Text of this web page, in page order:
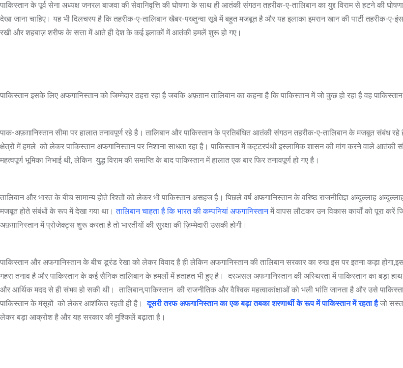
पाकिस्तान के पूर्व सेना अध्यक्ष जनरल बाजवा की सेवानिवृत्ति की घोषणा के साथ ही आतंकी संगठन तहरीक-ए-तालिबान का युद्द विराम से हटने की
देखा जाना चाहिए। यह भी दिलचस्प है कि तहरीक-ए-तालिबान खैबर-पख्तुन्वा सूबे में बहुत मजबूत है और यह इलाका इमरान खान की पार्टी तहरीक-ए-
रखी और शहबाज़ शरीफ के सत्ता में आते ही देश के कई इलाकों में आतंकी हमलें शुरू हो गए।
पाकिस्तान इसके लिए अफगानिस्तान को जिम्मेदार ठहरा रहा है जबकि अफ़ग़ान तालिबान का कहना है कि पाकिस्तान में जो कुछ हो रहा है वह
पाक-अफ़ग़ानिस्तान सीमा पर हालात तनावपूर्ण रहे है। तालिबान और पाकिस्तान के प्रतिबंधित आतंकी संगठन तहरीक-ए-तालिबान के मजबूत संबंध रहे
क्षेत्रों में हमले को लेकर पाकिस्तान अफगानिस्तान पर निशाना साधता रहा है। पाकिस्तान में कट्टरपंथी इस्लामिक शासन की मांग करने वाले
महत्वपूर्ण भूमिका निभाई थी, लेकिन युद्ध विराम की समाप्ति के बाद पाकिस्तान में हालात एक बार फिर तनावपूर्ण हो गए है।
तालिबान और भारत के बीच सामान्य होते रिश्तों को लेकर भी पाकिस्तान असहज है। पिछले वर्ष अफगानिस्तान के वरिष्ठ राजनीतिज्ञ अब्दुल्लाह
मजबूत होते संबंधों के रूप में देखा गया था। तालिबान चाहता है कि भारत की कम्पनियां अफगानिस्तानमें वापस लौटकर उन विकास कार्यों को पूरा करें
अफ़ग़ानिस्तान में प्रोजेक्ट्स शुरू करता है तो भारतीयों की सुरक्षा की ज़िम्मेदारी उसकी होगी।
पाकिस्तान और अफगानिस्तान के बीच डूरंड रेखा को लेकर विवाद है ही लेकिन अफगानिस्तान की तालिबान सरकार का रुख इस पर इतना कड़ा
गहरा तनाव है और पाकिस्तान के कई सैनिक तालिबान के हमलों में हताहत भी हुए है। दरअसल अफगानिस्तान की अस्थिरता में पाकिस्तान का बड़ा
और आर्थिक मदद से ही संभव हो सकी थी। तालिबान,पाकिस्तान की राजनीतिक और वैश्विक महत्वाकांक्षाओं को भली भांति जानता है और उसे
पाकिस्तान के मंसूबों को लेकर आशंकित रहती ही है। दूसरी तरफ अफगानिस्तान का एक बड़ा तबका शरणार्थी के रूप में पाकिस्तान में रहता है जो
लेकर बड़ा आक्रोश है और यह सरकार की मुश्किलें बढ़ाता है।